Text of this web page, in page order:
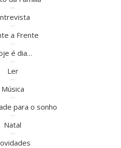
a Frente
é dia…
Ler
Música
para o sonho
Natal